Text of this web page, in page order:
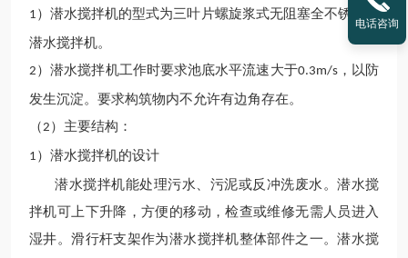
1 ）潜水搅拌机的型式为三叶片螺旋浆式无阻塞全不锈钢的
潜水搅拌机。
2 ）潜水搅拌机工作时要求池底水平流速大于0.3m/s，以防
发生沉淀。要求构筑物内不允许有边角存在。
（2 ）主要结构：
1 ）潜水搅拌机的设计
潜水搅拌机能处理污水、污泥或反冲洗废水。潜水搅
拌机可上下升降，方便的移动，检查或维修无需人员进入
湿井。滑行杆支架作为潜水搅拌机整体部件之一。潜水搅
电话咨询